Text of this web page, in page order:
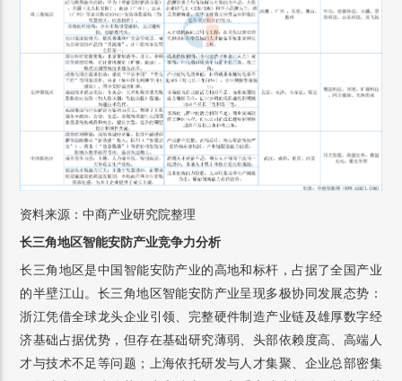
资料来源：中商产业研究院整理
长三角地区智能安防产业竞争力分析
长三角地区是中国智能安防产业的高地和标杆，占据了全国产业
的半壁江山。长三角地区智能安防产业呈现多极协同发展态势：
浙江凭借全球龙头企业引领、完整硬件制造产业链及雄厚数字经
济基础占据优势，但存在基础研究薄弱、头部依赖度高、高端人
才与技术不足等问题；上海依托研发与人才集聚、企业总部密集